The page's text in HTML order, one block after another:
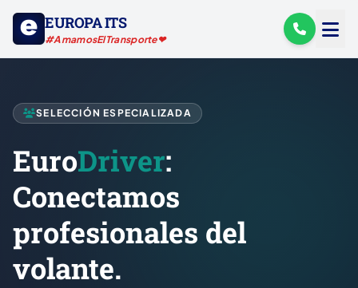
EUROPA ITS
#AmamosElTransporte❤
SELECCIÓN ESPECIALIZADA
EuroDriver:
Conectamos
profesionales del
volante.